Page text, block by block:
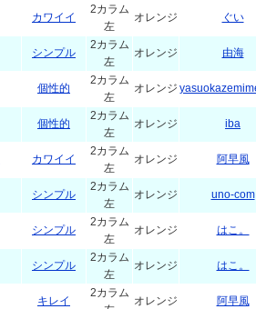
カワイイ
2カラム
左
オレンジ ぐい
シンプル
2カラム
左
オレンジ 由海
個性的
2カラム
左
オレンジ
個性的
2カラム
左
オレンジ iba
カワイイ
2カラム
左
オレンジ 阿早風
シンプル
2カラム
左
オレンジ uno-com
シンプル
2カラム
左
オレンジ はこ。
シンプル
2カラム
左
オレンジ はこ。
キレイ
2カラム
オレンジ 阿早風